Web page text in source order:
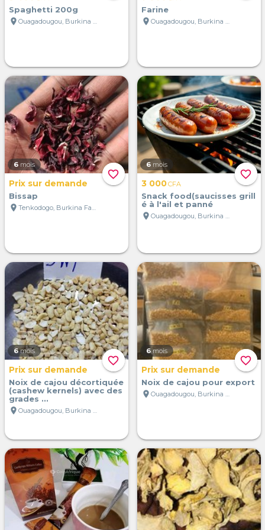
Spaghetti 200g
location_on
Ouagadougou, Burkina Faso
Farine
location_on
Ouagadougou, Burkina Faso
favorite_border
6 mois
Prix sur demande
Bissap
location_on
Tenkodogo, Burkina Faso
favorite_border
6 mois
3 000CFA
Snack food(saucisses grill
é à l'ail et panné
location_on
Ouagadougou, Burkina Faso
favorite_border
6 mois
Prix sur demande
Noix de cajou décortiquée
(cashew kernels) avec des
grades ...
location_on
Ouagadougou, Burkina Faso
favorite_border
6 mois
Prix sur demande
Noix de cajou pour export
location_on
Ouagadougou, Burkina Faso